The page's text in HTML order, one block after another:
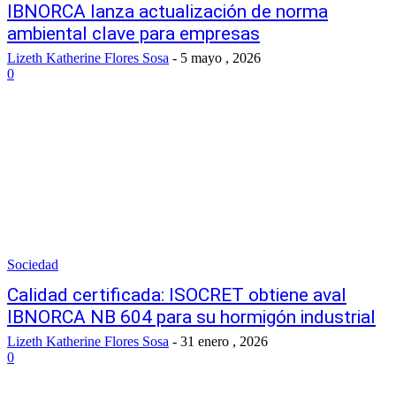
IBNORCA lanza actualización de norma
ambiental clave para empresas
Lizeth Katherine Flores Sosa - 5 mayo , 2026
0
Sociedad
Calidad certificada: ISOCRET obtiene aval
IBNORCA NB 604 para su hormigón industrial
Lizeth Katherine Flores Sosa - 31 enero , 2026
0